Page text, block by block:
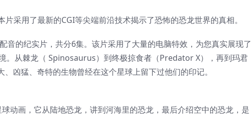
片采用了最新的CGI等尖端前沿技术揭示了恐怖的恐龙世界的真相。
音的纪实片，共分6集。该片采用了大量的电脑特效，为您真实展现了
。从棘龙（ Spinosaurus）到终极掠食者（Predator X），再到玛君
凶猛、奇特的生物曾经在这个星球上留下过他们的印记。
动画，它从陆地恐龙，讲到河海里的恐龙，最后介绍空中的恐龙，是